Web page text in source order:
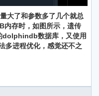
大了和参数多了几个就总
内存时，如图所示，遗传
dolphindb数据库，又使用
多进程优化，感觉还不之